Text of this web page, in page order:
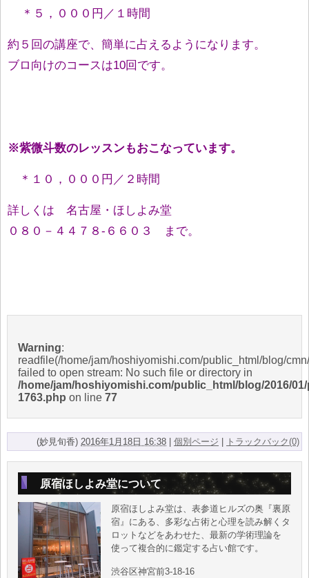
＊５，０００円／１時間
約５回の講座で、簡単に占えるようになります。
ブロ向けのコースは10回です。
※紫微斗数のレッスンもおこなっています。
＊１０，０００円／２時間
詳しくは 名古屋・ほしよみ堂
０８０－４４７８-６６０３ まで。
Warning:
readfile(/home/jam/hoshiyomishi.com/public_html/blog/
failed to open stream: No such file or directory in
/home/jam/hoshiyomishi.com/public_html/blog/2016/
1763.php on line 77
(妙見旬香) 2016年1月18日 16:38 |個別ページ トラックバック(0)
原宿ほしよみ堂について
原宿ほしよみ堂は、表参道ヒルズの奥『裏原
宿』にある、多彩な占術と心理を読み解くタ
ロットなどをあわせた、最新の学術理論を
使って複合的に鑑定する占い館です。
渋谷区神宮前3-18-16